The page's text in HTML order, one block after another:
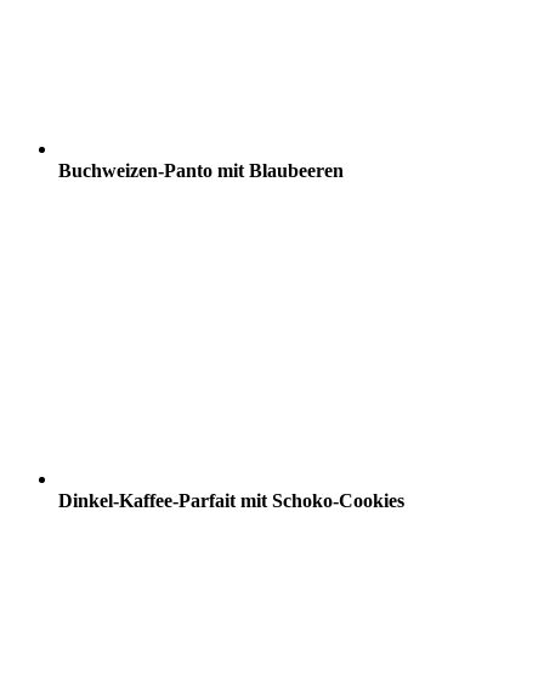
Buchweizen-Panto mit Blaubeeren
Dinkel-Kaffee-Parfait mit Schoko-Cookies